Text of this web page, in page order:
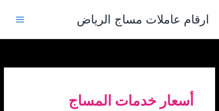
المحتوى
ارقام عاملات مساج الرياض
أسعار خدمات المساج